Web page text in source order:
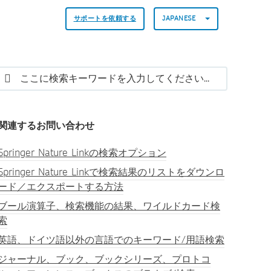
サポートを依頼する JAPANESE
連するお問い合わせ
Nature Linkの検索オプション
Nature Linkで検索結果のリストをダウンロ
ド／エクスポートする方法
ール演算子、検索機能の結果、ワイルドカード検
語、ドイツ語以外の言語でのキーワード/用語検索
ャーナル、ブック、ブックシリーズ、プロトコ